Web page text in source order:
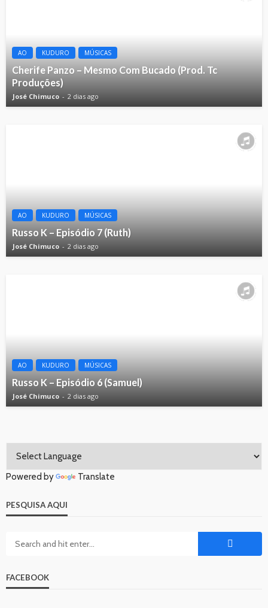
AO KUDURO MÚSICAS
Cherife Panzo – Mesmo Com Bucado (Prod. Tc
Produções)
José Chimuco 2 dias ago
AO KUDURO MÚSICAS
Russo K – Episódio 7 (Ruth)
José Chimuco 2 dias ago
AO KUDURO MÚSICAS
Russo K – Episódio 6 (Samuel)
José Chimuco 2 dias ago
Powered by Translate
PESQUISA AQUI
FACEBOOK